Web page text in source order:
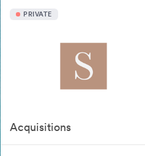
PRIVATE
Acquisitions